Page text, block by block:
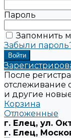
Пароль
Запомнить
Забыли
После
отслеживание
и другие
Корзина
Отложенные
г. Елец, ул.
г. Елец,